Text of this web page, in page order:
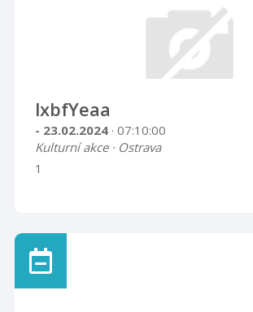
lxbfYeaa
- 23.02.2024 · 07:10:00
Kulturní akce · Ostrava
1